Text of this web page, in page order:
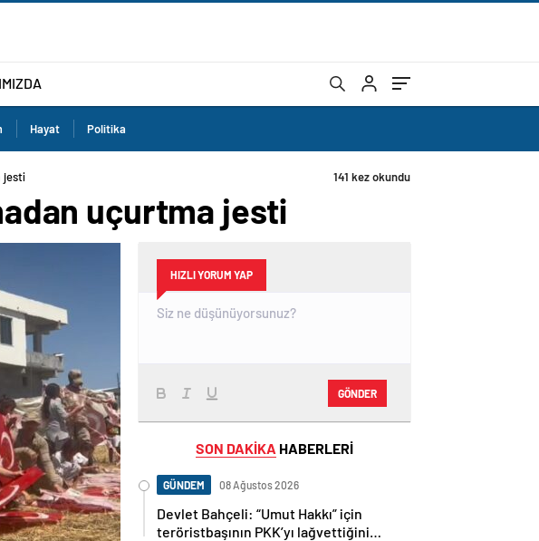
Hayat Politika
jesti 141 kez okundu
uçurtma jesti
HIZLI YORUM YAP
GÖNDER
SON DAKİKA HABERLERİ
GÜNDEM 08 Ağustos 2026
Devlet Bahçeli: “Umut Hakkı” için
teröristbaşının PKK’yı lağvettiğini